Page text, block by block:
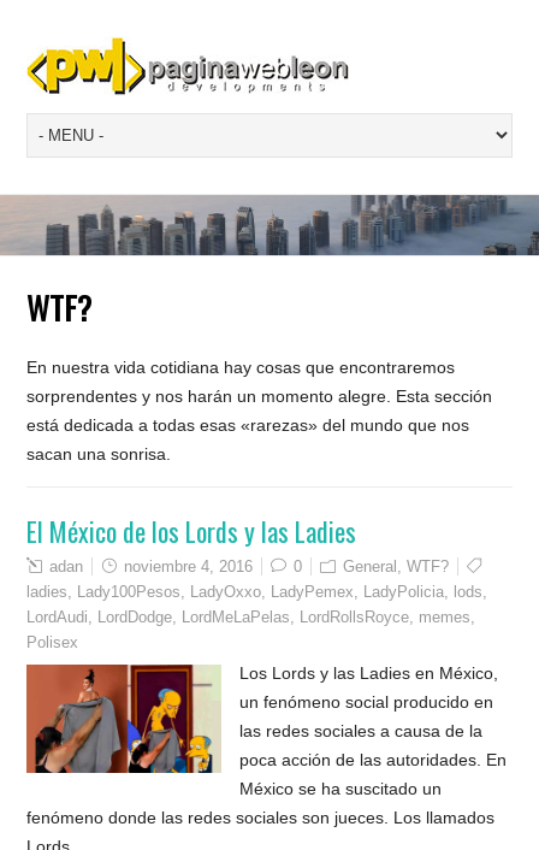
WTF?
En nuestra vida cotidiana hay cosas que encontraremos
sorprendentes y nos harán un momento alegre. Esta sección
está dedicada a todas esas «rarezas» del mundo que nos
sacan una sonrisa.
El México de los Lords y las Ladies
adan noviembre 4, 2016 0 General ,WTF?
ladies
Lady100Pesos LadyOxxo LadyPemex LadyPolicia lods
LordAudi
LordDodge LordMeLaPelas LordRollsRoyce memes
Polisex
Los Lords y las Ladies en México,
un fenómeno social producido en
las redes sociales a causa de la
poca acción de las autoridades. En
México se ha suscitado un
fenómeno donde las redes sociales son jueces. Los llamados
Lords…